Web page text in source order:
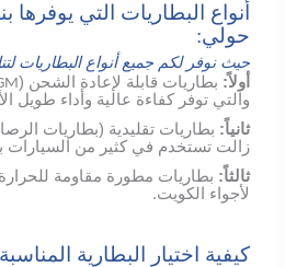
أنواع البطاريات التي
حولي:
حيث نوفر لكم جميع أنواع البطاريات
أولاً: بطاريات قابلة لإعادة الشحن (
والتي توفر كفاءة عالية وأداء طويل
ثانياً: بطاريات تقليدية (بطاريات
زالت تستخدم في كثير من السيارات
ثالثاً: بطاريات مطورة مقاومة للحرارة
لأجواء الكويت.
كيفية اختيار البطارية